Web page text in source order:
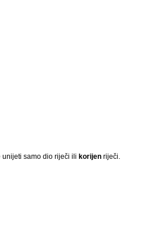
unijeti samo dio riječi ili korijen riječi.